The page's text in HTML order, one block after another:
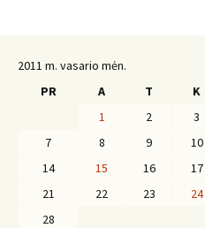
2011 m. vasario mėn.
PR
A T K
1
2 3
7
8 9 10
14
15 16 17
21
22 23 24
28